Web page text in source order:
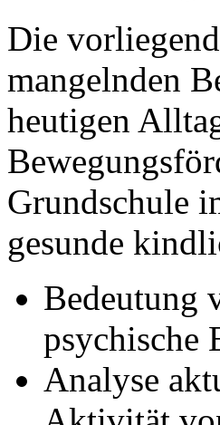
Die
mangelnden
heutigen
Grundschule
gesunde
Bedeutung
psychische
Analyse